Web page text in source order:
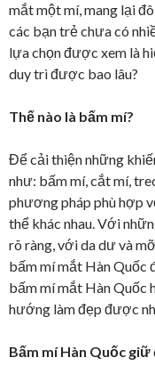
mắt một mí, mang lại
các bạn trẻ chưa có
lựa chọn được xem là
duy trì được bao lâu?
Thế nào là bấm mí?
Để cải thiện những
như: bấm mí, cắt mí,
phương pháp phù hợp
thể khác nhau. Với
rõ ràng, với da dư và
bấm mí mắt Hàn Quốc
bấm mí mắt Hàn Quốc
hướng làm đẹp được
Bấm mí Hàn Quốc